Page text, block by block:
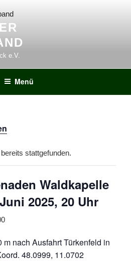
e.V.
Menü
stattgefunden.
Waldkapelle
2025, 20 Uhr
m nach Ausfahrt Türkenfeld in
48.0999, 11.0702